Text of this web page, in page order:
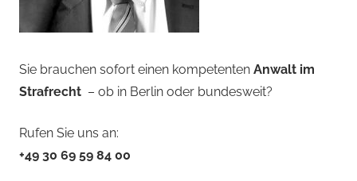
Sie brauchen sofort einen kompetenten Anwalt im
Strafrecht – ob in Berlin oder bundesweit?
Rufen Sie uns an:
+49 30 69 59 84 00